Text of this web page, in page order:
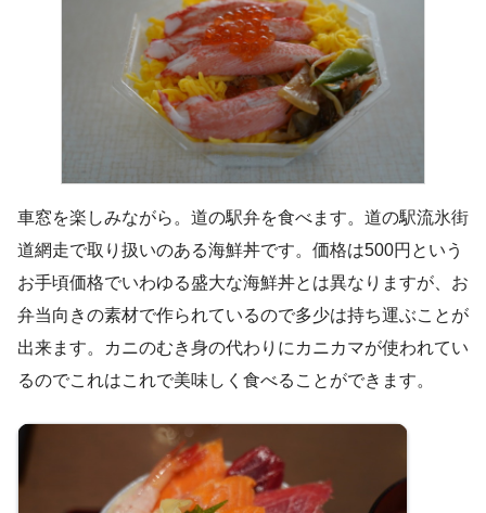
車窓を楽しみながら。道の駅弁を食べます。道の駅流氷街
道網走で取り扱いのある海鮮丼です。価格は500円という
お手頃価格でいわゆる盛大な海鮮丼とは異なりますが、お
弁当向きの素材で作られているので多少は持ち運ぶことが
出来ます。カニのむき身の代わりにカニカマが使われてい
るのでこれはこれで美味しく食べることができます。